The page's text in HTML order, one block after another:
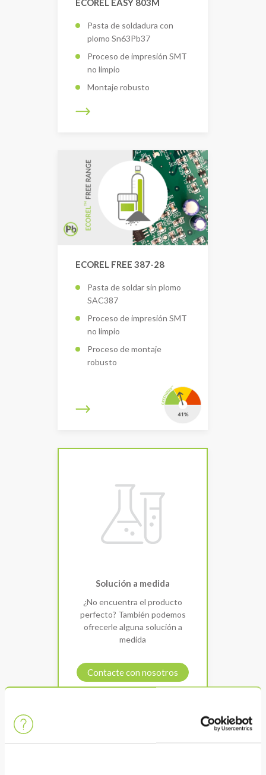
ECOREL EASY 803M
Pasta de soldadura con
plomo Sn63Pb37
Proceso de impresión SMT
no limpio
Montaje robusto
ECOREL FREE 387-28
Pasta de soldar sin plomo
SAC387
Proceso de impresión SMT
no limpio
Proceso de montaje
robusto
Solución a medida
¿No encuentra el producto
perfecto? También podemos
ofrecerle alguna solución a
medida
Contacte con nosotros